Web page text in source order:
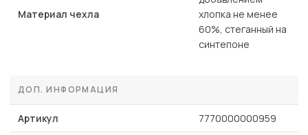
Материал чехла
хлопка не менее
60%, стеганный на
синтепоне
ДОП. ИНФОРМАЦИЯ
Артикул 7770000000959